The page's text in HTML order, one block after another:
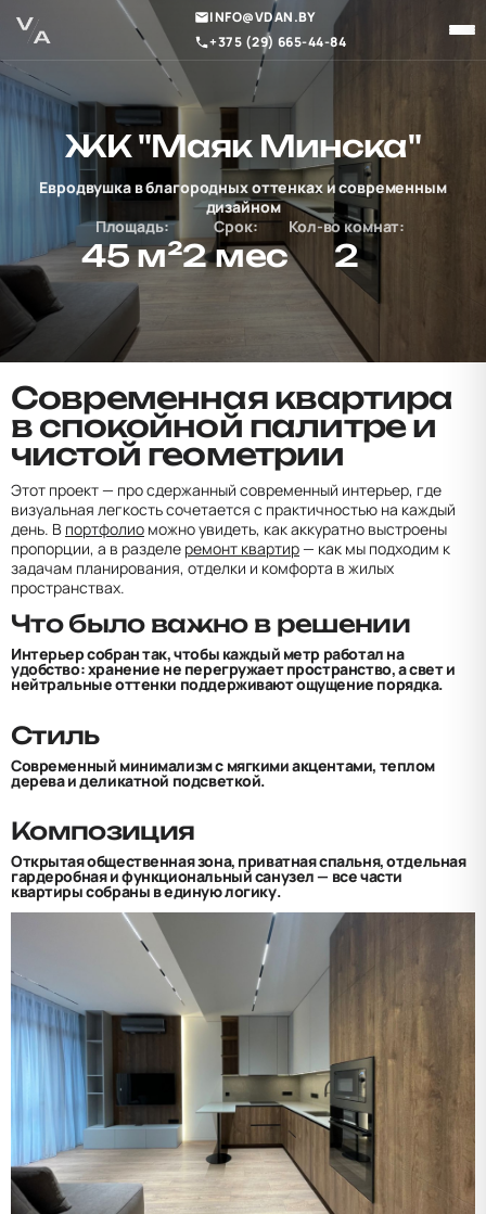
INFO@VDAN.BY
+375 (29) 665-44-84
ЖК "Маяк Минска"
Евродвушка в благородных оттенках и современным
дизайном
Площадь:
45 м²
Срок:
2 мес
Кол-во комнат:
2
Современная квартира
в спокойной палитре и
чистой геометрии
Этот проект — про сдержанный современный интерьер, где
визуальная легкость сочетается с практичностью на каждый
день. В портфолио можно увидеть, как аккуратно выстроены
пропорции, а в разделе ремонт квартир— как мы подходим к
задачам планирования, отделки и комфорта в жилых
пространствах.
Что было важно в решении
Интерьер собран так, чтобы каждый метр работал на
удобство: хранение не перегружает пространство, а свет и
нейтральные оттенки поддерживают ощущение порядка.
Стиль
Современный минимализм с мягкими акцентами, теплом
дерева и деликатной подсветкой.
Композиция
Открытая общественная зона, приватная спальня, отдельная
гардеробная и функциональный санузел — все части
квартиры собраны в единую логику.